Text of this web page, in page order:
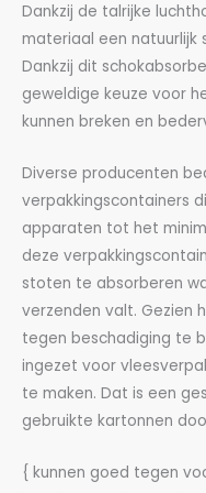
Dankzij de talrijke
materiaal een natuurlijk
Dankzij dit
geweldige keuze voor
kunnen breken en
Diverse producenten
verpakkingscontainers
apparaten tot het
deze
stoten te absorberen
verzenden valt. Gezien
tegen beschadiging te
ingezet voor
te maken. Dat is een
gebruikte kartonnen
{ kunnen goed tegen